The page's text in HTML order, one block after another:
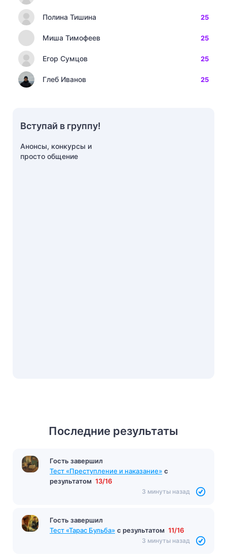
Последние результаты
Гость завершил
Тест «Преступление и наказание» с
результатом 13/16
3 минуты назад
Гость завершил
Тест «Тарас Бульба» с результатом 11/16
3 минуты назад
Полина Тишина 25
Миша Тимофеев 25
Егор Сумцов 25
Глеб Иванов 25
Вступай в группу!
Анонсы, конкурсы и
просто общение